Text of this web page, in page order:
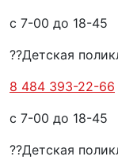
с 7-00 до 18-45
??Детская
8 484 393-22-66
с 7-00 до 18-45
??Детская